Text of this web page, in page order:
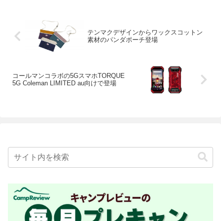
テンマクデザインからワックスコットン
素材のパンダポーチ登場
コールマンコラボの5GスマホTORQUE
5G Coleman LIMITED au向けで登場